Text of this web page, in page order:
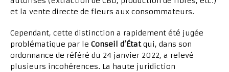
et la vente directe de fleurs aux consommateurs.
Cependant, cette distinction a rapidement été jugée
problématique par le Conseil d’Étatqui, dans son
ordonnance de référé du 24 janvier 2022, a relevé
plusieurs incohérences. La haute juridiction